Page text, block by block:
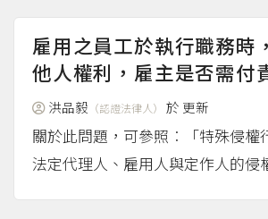
雇用之員工於執行職務時
他人權利，雇主是否需付
洪品毅 （認證法律人） 於 更新
關於此問題，可參照︰「特殊侵
法定代理人、雇用人與定作人的侵